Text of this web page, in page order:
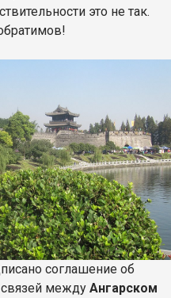
это не так.
соглашение об
связей между Ангарском